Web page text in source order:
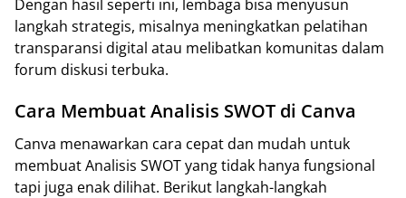
Dengan hasil seperti ini, lembaga bisa menyusun
langkah strategis, misalnya meningkatkan pelatihan
transparansi digital atau melibatkan komunitas dalam
forum diskusi terbuka.
Cara Membuat Analisis SWOT di Canva
Canva menawarkan cara cepat dan mudah untuk
membuat Analisis SWOT yang tidak hanya fungsional
tapi juga enak dilihat. Berikut langkah-langkah